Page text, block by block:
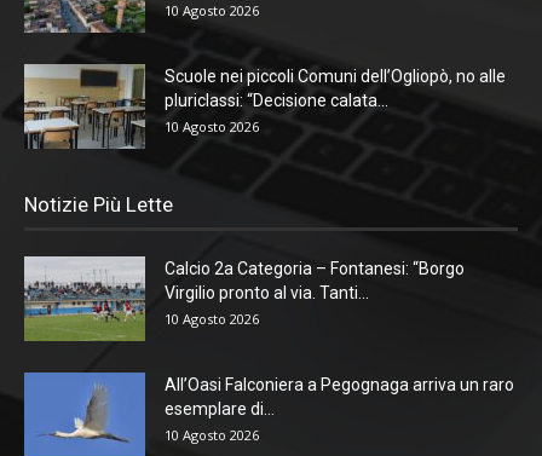
10 Agosto 2026
Scuole nei piccoli Comuni dell’Ogliopò, no alle
pluriclassi: “Decisione calata...
10 Agosto 2026
Notizie Più Lette
Calcio 2a Categoria – Fontanesi: “Borgo
Virgilio pronto al via. Tanti...
10 Agosto 2026
All’Oasi Falconiera a Pegognaga arriva un raro
esemplare di...
10 Agosto 2026